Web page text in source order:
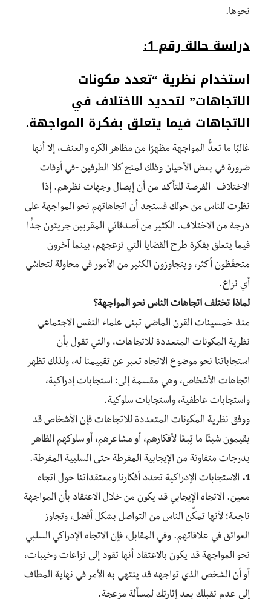
نحوها.
دراسة حالة رقم 1:
استخدام نظرية “تعدد مكونات
الاتجاهات” لتحديد الاختلاف في
الاتجاهات فيما يتعلق بفكرة المواجهة.
غالبًا ما تعدُّ المواجهة مظهرًا من مظاهر الكره والعنف، إلا أنها
ضرورة في بعض الأحيان وذلك لمنح كلا الطرفين -في أوقات
الاختلاف- الفرصة للتأكد من أن إيصال وجهات نظرهم. إذا
نظرت للناس من حولك فستجد أن اتجاهاتهم نحو المواجهة على
درجة من الاختلاف. الكثير من أصدقائي المقربين جريئون جدًّا
فيما يتعلق بفكرة طرح القضايا التي تزعجهم، بينما آخرون
متحفّظون أكثر، ويتجاوزون الكثير من الأمور في محاولة لتحاشي
أي نزاع.
لماذا تختلف اتجاهات الناس نحو المواجهة؟
منذ خمسينات القرن الماضي تبنى علماء النفس الاجتماعي
نظرية المكونات المتعددة للاتجاهات، والتي تقول بأن
استجاباتنا نحو موضوع الاتجاه تعبر عن تقييمنا له، ولذلك تظهر
اتجاهات الأشخاص، وهي مقسمة إلى: استجابات إدراكية،
واستجابات عاطفية، واستجابات سلوكية.
ووفق نظرية المكونات المتعددة للاتجاهات فإن الأشخاص قد
يقيمون شيئًا ما تِبعًا لأفكارهم، أو مشاعرهم، أو سلوكهم الظاهر
بدرجات متفاوتة من الإيجابية المفرطة حتى السلبية المفرطة.
1. الاستجابات الإدراكية تحدد أفكارنا ومعتقداتنا حول اتجاه
معين. الاتجاه الإيجابي قد يكون من خلال الاعتقاد بأن المواجهة
ناجعة؛ لأنها تمكِّن الناس من التواصل بشكل أفضل، وتجاوز
العوائق في علاقاتهم. وفي المقابل، فإن الاتجاه الإدراكي السلبي
نحو المواجهة قد يكون بالاعتقاد أنها تقود إلى نزاعات وخيبات،
أو أن الشخص الذي تواجهه قد ينتهي به الأمر في نهاية المطاف
إلى عدم تقبلك بعد إثارتك لمسألة مزعجة.